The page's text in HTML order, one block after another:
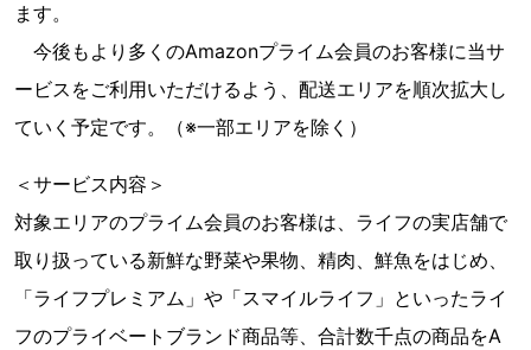
ます。
今後もより多くのAmazonプライム会員のお客様に当サ
ービスをご利用いただけるよう、配送エリアを順次拡大し
ていく予定です。（※一部エリアを除く）
＜サービス内容＞
対象エリアのプライム会員のお客様は、ライフの実店舗で
取り扱っている新鮮な野菜や果物、精肉、鮮魚をはじめ、
「ライフプレミアム」や「スマイルライフ」といったライ
フのプライベートブランド商品等、合計数千点の商品をA